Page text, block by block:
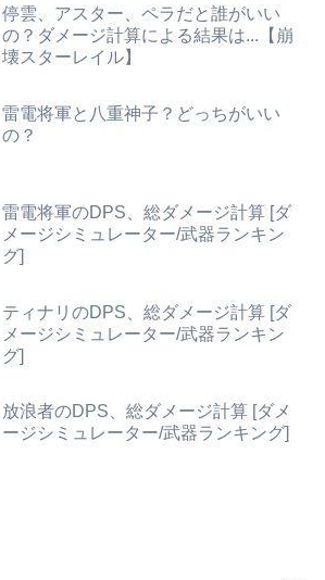
停雲、アスター、ペラだと誰がいい
の？ダメージ計算による結果は...【崩
壊スターレイル】
雷電将軍と八重神子？どっちがいい
の？
雷電将軍のDPS、総ダメージ計算 [ダ
メージシミュレーター/武器ランキン
グ]
ティナリのDPS、総ダメージ計算 [ダ
メージシミュレーター/武器ランキン
グ]
放浪者のDPS、総ダメージ計算 [ダメ
ージシミュレーター/武器ランキング]